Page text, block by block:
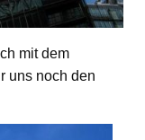
mit dem
uns noch den